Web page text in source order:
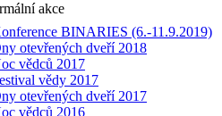
akce
BINARIES (6.-11.9.2019)
otevřených dveří 2018
vědců 2017
vědy 2017
otevřených dveří 2017
vědců 2016